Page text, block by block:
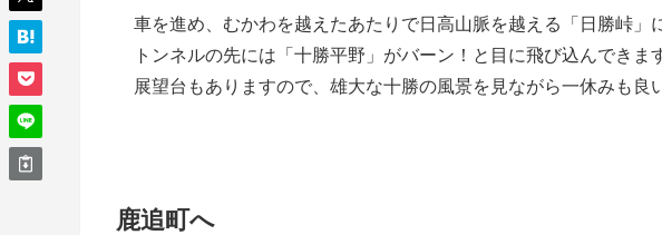
車を進め、むかわを越えたあたりで日高山脈を越える「日勝峠」
トンネルの先には「十勝平野」がバーン！と目に飛び込んできま
展望台もありますので、雄大な十勝の風景を見ながら一休みも良
鹿追町へ